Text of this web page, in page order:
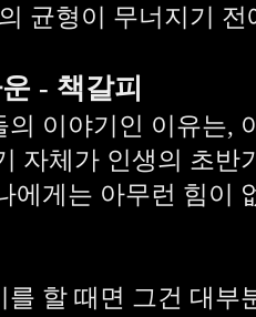
균형이 무너지기
- 책갈피
의 이야기인 이유는,
자체가 인생의 초반
에게는 아무런 힘이
를 할 때면 그건 대부